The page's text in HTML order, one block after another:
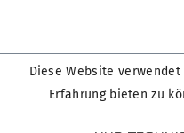
Diese Website
Erfahrung bieten zu